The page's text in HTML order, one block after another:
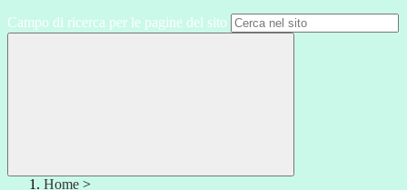
Campo di ricerca per le pagine del sito
Home >